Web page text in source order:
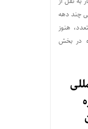
چند دهه
هنوز
در بخش